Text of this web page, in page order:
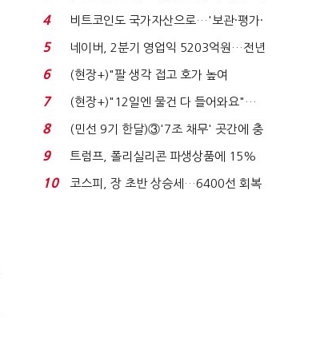
지에 상한가...
4
비트코인도 국가자산으로…'보관·평가·
처분' 기준은 ...
5
네이버, 2분기 영업익 5203억원…전년
비 0.2% 감소...
6
(현장+)"팔 생각 접고 호가 높여
요"…'덜 똘똘한 한 채' 20...
7
(현장+)"12일엔 물건 다 들어와요"…
빈 매대 채우며 문 연 ...
8
(민선 9기 한달)③'7조 채무' 곳간에 충
격…추미애, 20년...
9
트럼프, 폴리실리콘 파생상품에 15%
관세…"미 산업 재건"...
10
코스피, 장 초반 상승세…6400선 회복